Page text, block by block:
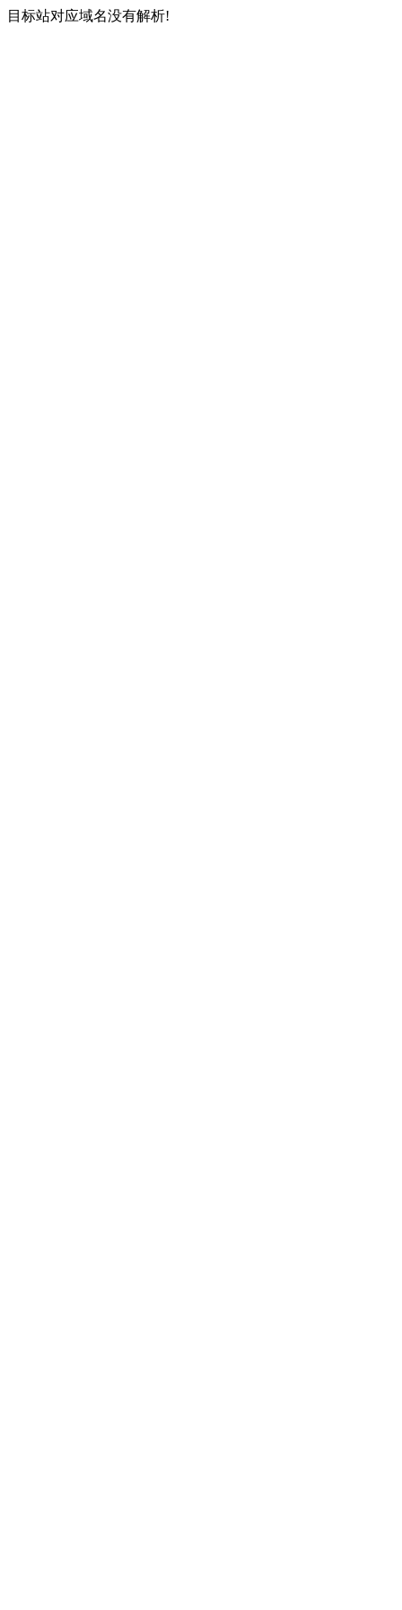
目标站对应域名没有解析!